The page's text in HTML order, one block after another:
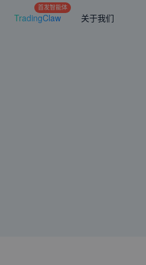
TradingClaw
首发智能体
关于我们